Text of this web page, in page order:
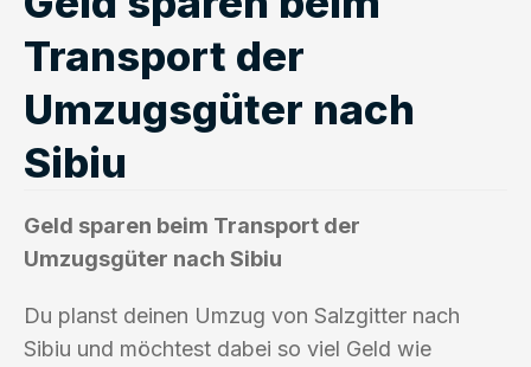
Transport der
Umzugsgüter nach
Sibiu
Geld sparen beim Transport der
Umzugsgüter nach Sibiu
Du planst deinen Umzug von Salzgitter nach
Sibiu und möchtest dabei so viel Geld wie